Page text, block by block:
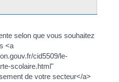
selon que vous souhaitez
<a
cid5509/le-
scolaire.html"
de votre secteur</a>